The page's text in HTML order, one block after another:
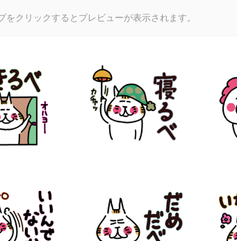
をクリックするとプレビューが表示されます。